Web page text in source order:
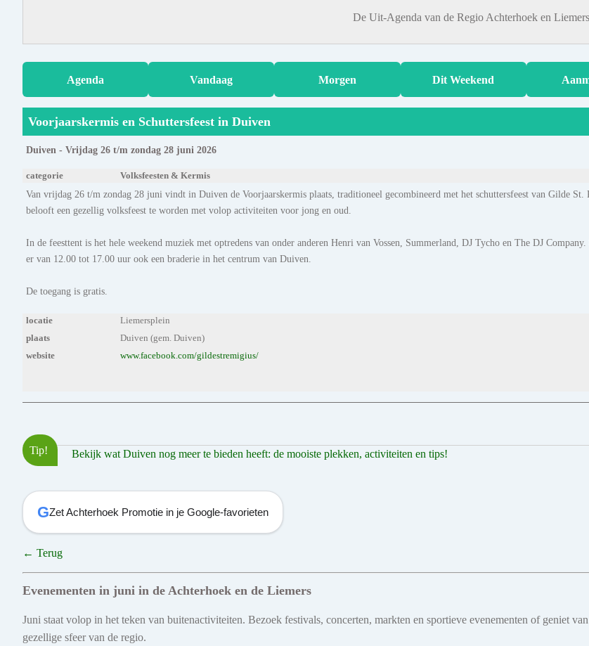
De Uit-Agenda van de Regio Achterhoek en
Agenda Vandaag Morgen Dit Weekend
Voorjaarskermis en Schuttersfeest in Duiven
Duiven - Vrijdag 26 t/m zondag 28 juni 2026
categorie Volksfeesten & Kermis
Van vrijdag 26 t/m zondag 28 juni vindt in Duiven de Voorjaarskermis plaats, traditioneel gecombineerd met het schuttersfeest van Gilde St.
belooft een gezellig volksfeest te worden met volop activiteiten voor jong en oud.
In de feesttent is het hele weekend muziek met optredens van onder anderen Henri van Vossen, Summerland, DJ Tycho en The DJ
er van 12.00 tot 17.00 uur ook een braderie in het centrum van Duiven.
De toegang is gratis.
locatie
Liemersplein
plaats
Duiven (gem. Duiven)
website
www.facebook.com/gildestremigius/
Tip! Bekijk wat Duiven nog meer te bieden heeft: de mooiste plekken, activiteiten en tips!
GZet Achterhoek Promotie in je Google-favorieten
← Terug
Evenementen in juni in de Achterhoek en de Liemers
Juni staat volop in het teken van buitenactiviteiten. Bezoek festivals, concerten, markten en sportieve evenementen of geniet
gezellige sfeer van de regio.